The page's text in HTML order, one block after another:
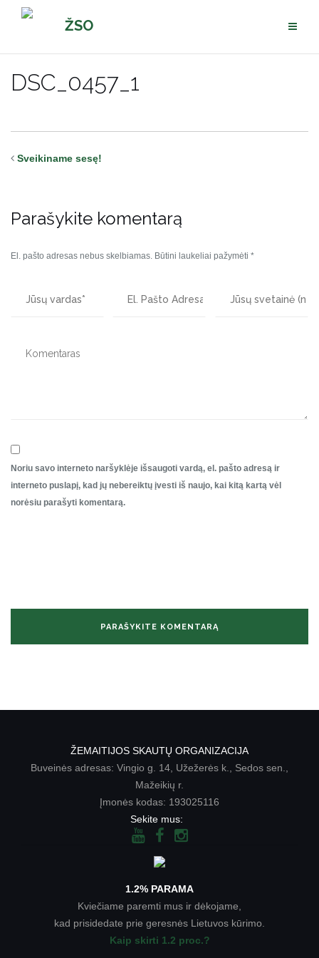
Pereiti
ŽSO
DSC_0457_1
Sveikiname sesę!
Parašykite komentarą
El. pašto adresas nebus skelbiamas. Būtini laukeliai pažymėti *
Noriu savo interneto naršyklėje išsaugoti vardą, el. pašto adresą ir
interneto puslapį, kad jų nebereiktų įvesti iš naujo, kai kitą kartą vėl
norėsiu parašyti komentarą.
ŽEMAITIJOS SKAUTŲ ORGANIZACIJA
Buveinės adresas: Vingio g. 14, Užežerės k., Sedos sen.,
Mažeikių r.
Įmonės kodas: 193025116
Sekite mus:
1.2% PARAMA
Kviečiame paremti mus ir dėkojame,
kad prisidedate prie geresnės Lietuvos kūrimo.
Kaip skirti 1.2 proc.?